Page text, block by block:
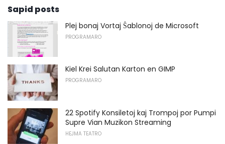
Sapid posts
Plej bonaj Vortaj Ŝablonoj de Microsoft
PROGRAMARO
Kiel Krei Salutan Karton en GIMP
PROGRAMARO
22 Spotify Konsiletoj kaj Trompoj por Pumpi
Supre Vian Muzikon Streaming
HEJMA TEATRO